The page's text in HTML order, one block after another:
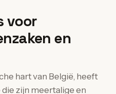
voor
en
hart van België, heeft
zijn meertalige en